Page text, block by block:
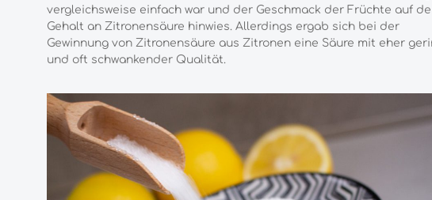
vergleichsweise einfach war und der Geschmack der Früchte auf
Gehalt an Zitronensäure hinwies. Allerdings ergab sich bei der
Gewinnung von Zitronensäure aus Zitronen eine Säure mit eher
und oft schwankender Qualität.